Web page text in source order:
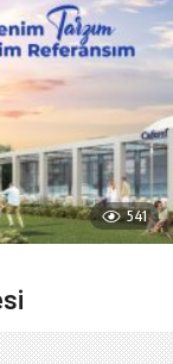
541